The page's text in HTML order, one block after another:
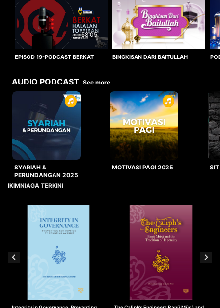
58:05
EPISOD 19-PODCAST BERKAT
BINGKISAN DARI BAITULLAH
AUDIO PODCAST See more
SYARIAH &
PERUNDANGAN 2025
MOTIVASI PAGI 2025
IKIMNIAGA TERKINI